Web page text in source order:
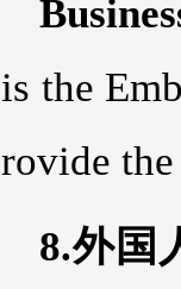
is the
rovide
8.外国